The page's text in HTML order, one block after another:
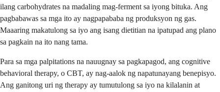
ilang carbohydrates na madaling mag-ferment sa iyong bituka. Ang
pagbabawas sa mga ito ay nagpapababa ng produksyon ng gas.
Maaaring makatulong sa iyo ang isang dietitian na ipatupad ang plano
sa pagkain na ito nang tama.
Para sa mga palpitations na nauugnay sa pagkapagod, ang cognitive
behavioral therapy, o CBT, ay nag-aalok ng napatunayang benepisyo.
Ang ganitong uri ng therapy ay tumutulong sa iyo na kilalanin at